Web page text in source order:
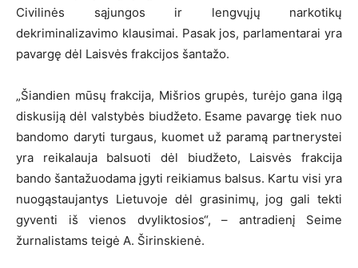
Civilinės sąjungos ir lengvųjų narkotikų
dekriminalizavimo klausimai. Pasak jos, parlamentarai yra
pavargę dėl Laisvės frakcijos šantažo.
„Šiandien mūsų frakcija, Mišrios grupės, turėjo gana ilgą
diskusiją dėl valstybės biudžeto. Esame pavargę tiek nuo
bandomo daryti turgaus, kuomet už paramą partnerystei
yra reikalauja balsuoti dėl biudžeto, Laisvės frakcija
bando šantažuodama įgyti reikiamus balsus. Kartu visi yra
nuogąstaujantys Lietuvoje dėl grasinimų, jog gali tekti
gyventi iš vienos dvyliktosios“, – antradienį Seime
žurnalistams teigė A. Širinskienė.